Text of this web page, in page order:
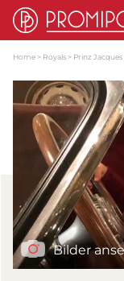
Home Royals Prinz
Bilder